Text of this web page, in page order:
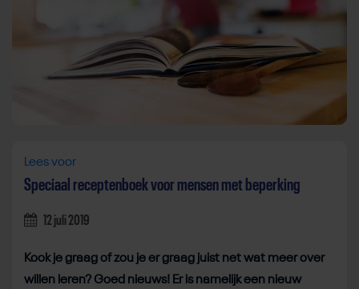
Lees voor
Speciaal receptenboek voor mensen met beperking
12 juli 2019
Kook je graag of zou je er graag juist net wat meer over
willen leren? Goed nieuws! Er is namelijk een nieuw